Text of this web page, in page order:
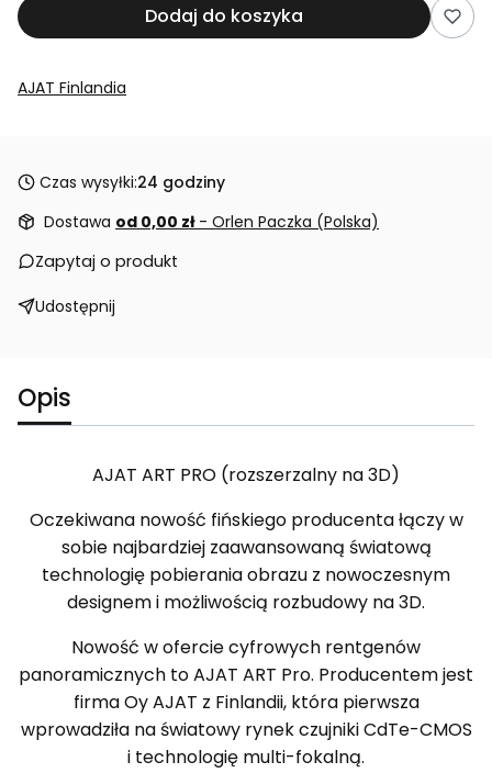
Dodaj do koszyka
AJAT Finlandia
Czas wysyłki:24 godziny
Dostawa od 0,00 zł - Orlen Paczka (Polska)
Zapytaj o produkt
Udostępnij
Opis
AJAT ART PRO (rozszerzalny na 3D)
Oczekiwana nowość fińskiego producenta łączy w
sobie najbardziej zaawansowaną światową
technologię pobierania obrazu z nowoczesnym
designem i możliwością rozbudowy na 3D.
Nowość w ofercie cyfrowych rentgenów
panoramicznych to AJAT ART Pro. Producentem jest
firma Oy AJAT z Finlandii, która pierwsza
wprowadziła na światowy rynek czujniki CdTe-CMOS
i technologię multi-fokalną.